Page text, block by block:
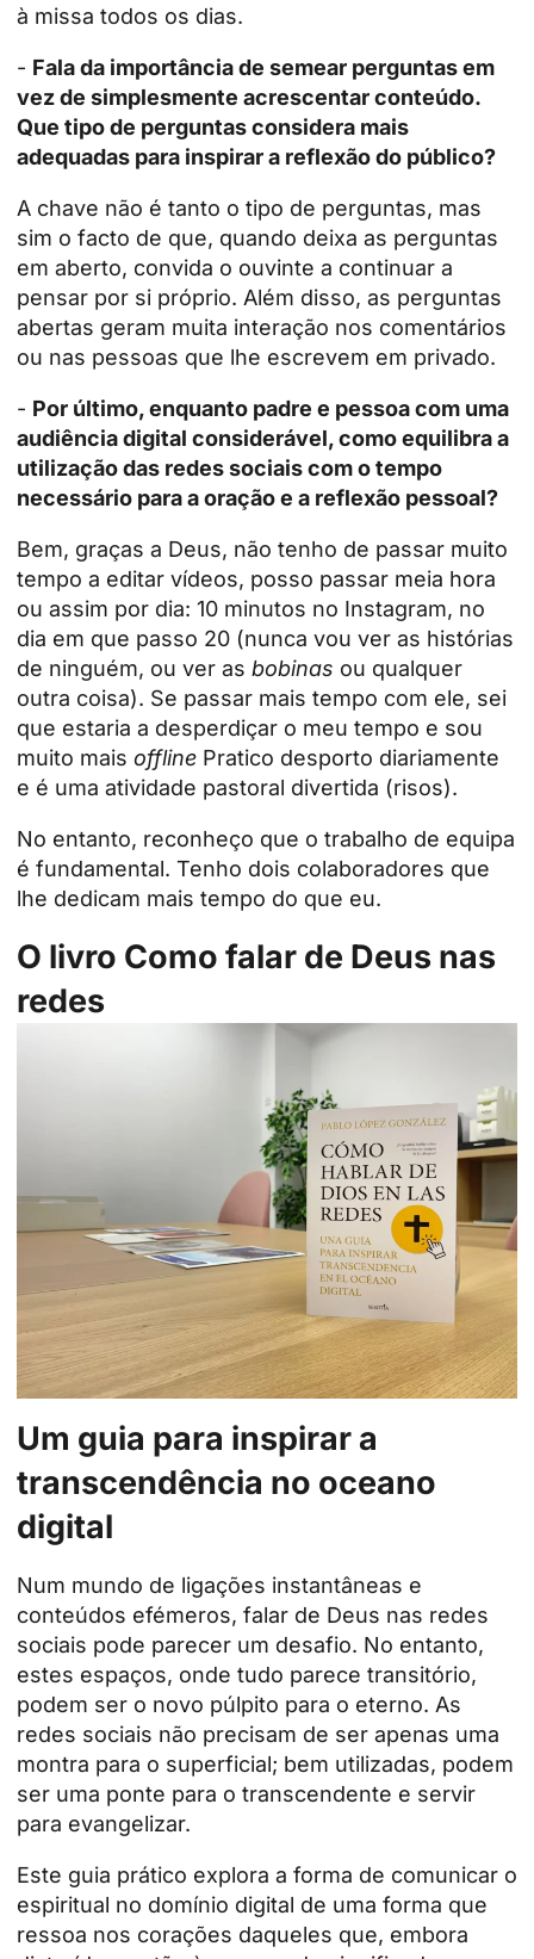
à missa todos os dias.
- Fala da importância de semear perguntas em
vez de simplesmente acrescentar conteúdo.
Que tipo de perguntas considera mais
adequadas para inspirar a reflexão do público?
A chave não é tanto o tipo de perguntas, mas
sim o facto de que, quando deixa as perguntas
em aberto, convida o ouvinte a continuar a
pensar por si próprio. Além disso, as perguntas
abertas geram muita interação nos comentários
ou nas pessoas que lhe escrevem em privado.
- Por último, enquanto padre e pessoa com uma
audiência digital considerável, como equilibra a
utilização das redes sociais com o tempo
necessário para a oração e a reflexão pessoal?
Bem, graças a Deus, não tenho de passar muito
tempo a editar vídeos, posso passar meia hora
ou assim por dia: 10 minutos no Instagram, no
dia em que passo 20 (nunca vou ver as histórias
de ninguém, ou ver as bobinas ou qualquer
outra coisa). Se passar mais tempo com ele, sei
que estaria a desperdiçar o meu tempo e sou
muito mais offline Pratico desporto diariamente
e é uma atividade pastoral divertida (risos).
No entanto, reconheço que o trabalho de equipa
é fundamental. Tenho dois colaboradores que
lhe dedicam mais tempo do que eu.
O livro Como falar de Deus nas
redes
Um guia para inspirar a
transcendência no oceano
digital
Num mundo de ligações instantâneas e
conteúdos efémeros, falar de Deus nas redes
sociais pode parecer um desafio. No entanto,
estes espaços, onde tudo parece transitório,
podem ser o novo púlpito para o eterno. As
redes sociais não precisam de ser apenas uma
montra para o superficial; bem utilizadas, podem
ser uma ponte para o transcendente e servir
para evangelizar.
Este guia prático explora a forma de comunicar o
espiritual no domínio digital de uma forma que
ressoa nos corações daqueles que, embora